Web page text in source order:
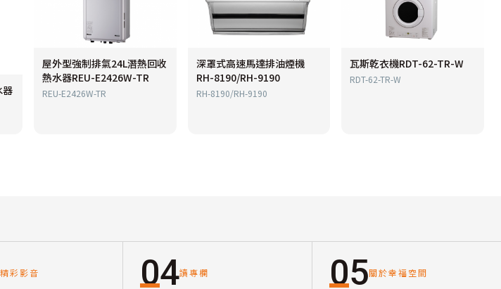
器
屋外型強制排氣24L潛熱回收
熱水器REU-E2426W-TR
REU-E2426W-TR
深罩式高速馬達排油煙機
RH-8190/RH-9190
RH-8190/RH-9190
瓦斯乾衣機RDT-62-TR-W
RDT-62-TR-W
彩影音 04讀專欄 05關於幸福空間